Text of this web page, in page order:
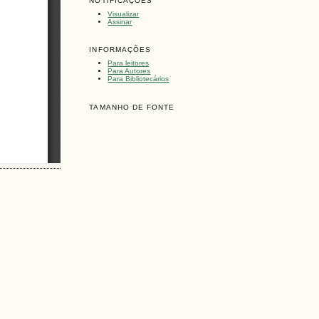
Visualizar
Assinar
INFORMAÇÕES
Para leitores
Para Autores
Para Bibliotecários
TAMANHO DE FONTE